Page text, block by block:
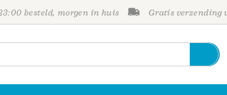
besteld, morgen in huis Gratis verzending